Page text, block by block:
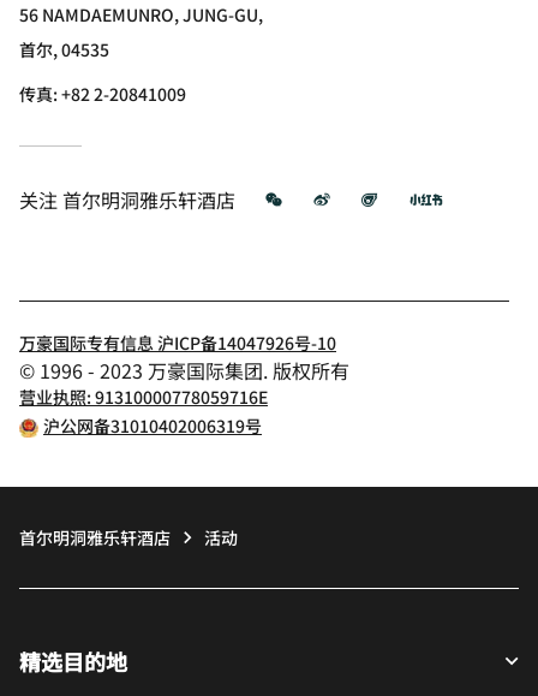
56 NAMDAEMUNRO, JUNG-GU,
首尔, 04535
传真:+82 2-20841009
关注首尔明洞雅乐轩酒店 微信 微博 飞猪 小红书
万豪国际专有信息 沪ICP备14047926号-10
© 1996 - 2023 万豪国际集团. 版权所有
营业执照: 91310000778059716E
沪公网备31010402006319号
首尔明洞雅乐轩酒店 活动
精选目的地